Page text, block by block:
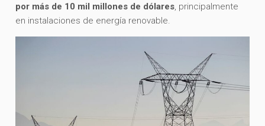
por más de 10 mil millones de dólares, principalmente
en instalaciones de energía renovable.